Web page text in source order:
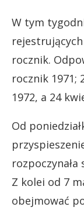
W tym
rejestrujących
rocznik.
rocznik 1971;
1972, a 24
Od
Z kolei od 7
obejmować